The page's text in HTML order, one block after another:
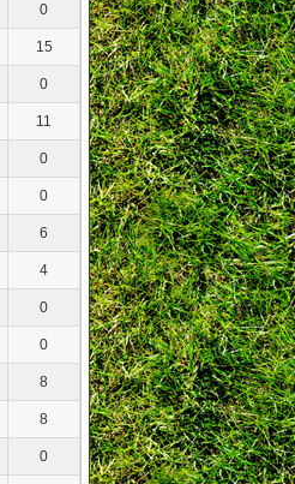
0
15
0
11
0
0
6
4
0
0
8
8
0